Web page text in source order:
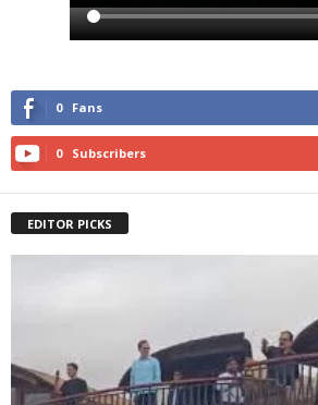
0 Fans
0 Subscribers
EDITOR PICKS